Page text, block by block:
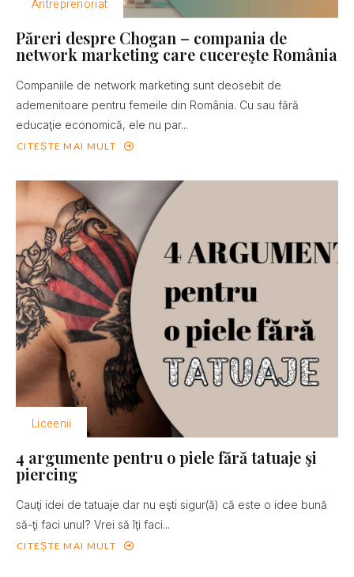
Antreprenoriat
Păreri despre Chogan – compania de
network marketing care cucereşte România
Companiile de network marketing sunt deosebit de
ademenitoare pentru femeile din România. Cu sau fără
educaţie economică, ele nu par...
CITEȘTE MAI MULT
Liceenii
4 argumente pentru o piele fără tatuaje şi
piercing
Cauţi idei de tatuaje dar nu eşti sigur(ă) că este o idee bună
să-ţi faci unul? Vrei să îţi faci...
CITEȘTE MAI MULT